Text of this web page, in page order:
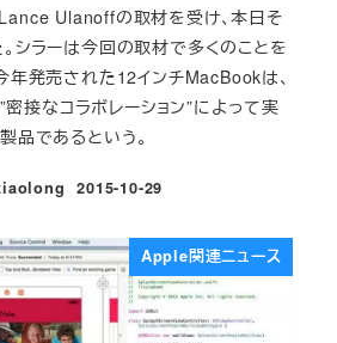
Ulanoffの取材を受け、本日そ
シラーは今回の取材で多くのことを
年発売された12インチMacBookは、
接なコラボレーション”によって実
品であるという。
投稿日
2015-10-29
Apple関連ニュース